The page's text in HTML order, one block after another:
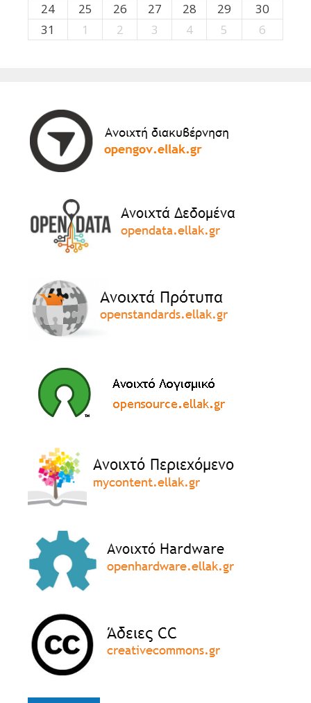
24
25 26 27 28 29
30
31
1 2 3 4 5 6